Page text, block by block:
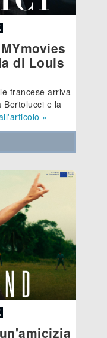
di Louis
francese arriva
Bertolucci e la
»